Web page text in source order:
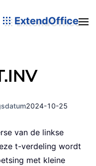
ExtendOffice
2024-10-25
van de linkse
t-verdeling wordt
met kleine